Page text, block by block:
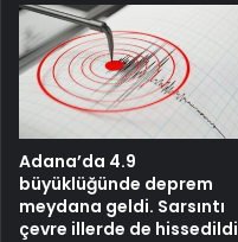
Adana’da 4.9
büyüklüğünde deprem
meydana geldi. Sarsıntı
çevre illerde de hissedildi